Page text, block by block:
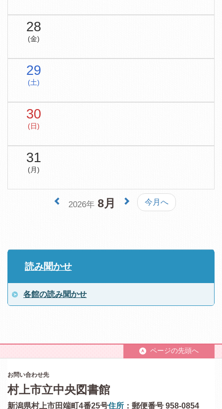
28
(金)
29
(土)
30
(日)
31
(月)
2026年8月 今月へ
読み聞かせ
各館の読み聞かせ
ページの先頭へ
お問い合わせ先
村上市立中央図書館
住所 ：郵便番号 958-0854
新潟県村上市田端町4番25号